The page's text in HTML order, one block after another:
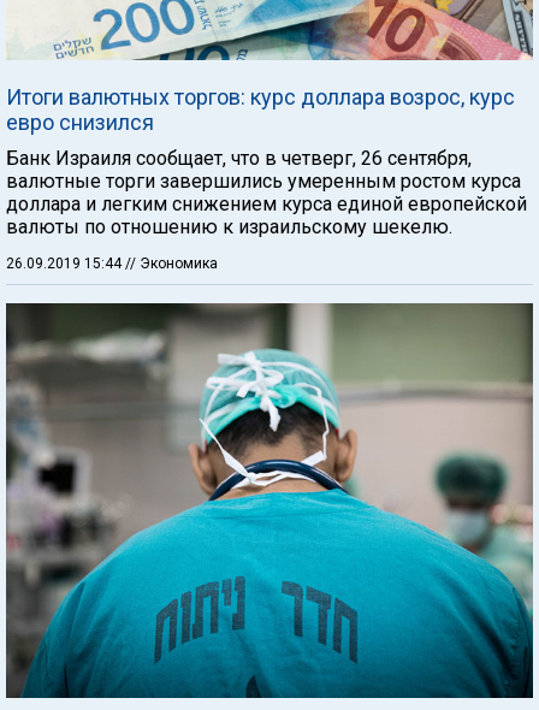
Итоги валютных торгов: курс доллара возрос, курс
евро снизился
Банк Израиля сообщает, что в четверг, 26 сентября,
валютные торги завершились умеренным ростом курса
доллара и легким снижением курса единой европейской
валюты по отношению к израильскому шекелю.
26.09.2019 15:44 // Экономика